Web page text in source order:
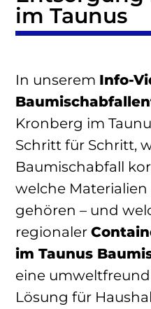
im Taunus
In unserem Info-
Kronberg im
Schritt für Schritt,
Baumischabfall
welche
gehören – und
regionaler
im Taunus
eine
Lösung für